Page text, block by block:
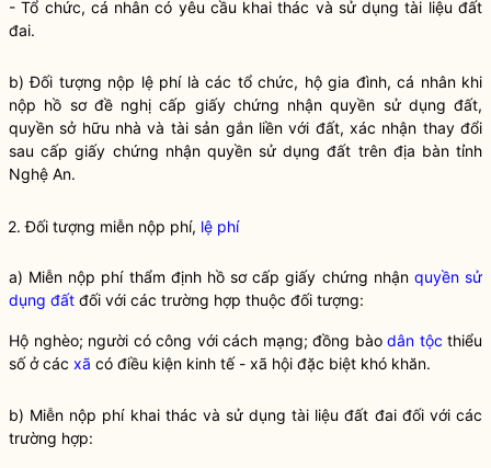
- Tổ chức, cá nhân có yêu cầu khai thác và sử dụng tài liệu đất
đai.
b) Đối tượng nộp lệ phílà các tổ chức, hộ gia đình, cá nhân khi
nộp hồ sơ đề nghị cấp giấy chứng nhậnquyền sử dụng đất,
quyền sở hữu nhà và tài sản gắn liền với đất, xác nhận thay đổi
sau cấp giấy chứng nhận quyền sử dụng đất trên địa bàntỉnh
Nghệ An.
2. Đối tượng miễn nộp phí, lệ phí
a) Miễn nộp phí thẩm định hồ sơ cấp giấy chứng nhận quyền sử
dụng đất đối với các trường hợp thuộc đối tượng:
Hộ nghèo; người có công với cách mạng; đồng bào dân tộc thiểu
số ở các xã có điều kiện kinh tế - xã hội đặc biệt khó khăn.
b) Miễn nộp phí khai thác và sử dụng tài liệu đất đai đối với các
trường hợp: